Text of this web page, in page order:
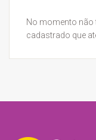
No momento
cadastrado que